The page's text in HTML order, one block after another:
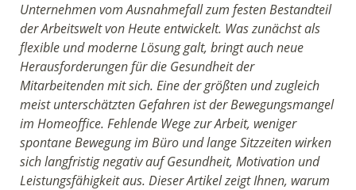
Unternehmen vom Ausnahmefall zum festen Bestandteil
der Arbeitswelt von Heute entwickelt. Was zunächst als
flexible und moderne Lösung galt, bringt auch neue
Herausforderungen für die Gesundheit der
Mitarbeitenden mit sich. Eine der größten und zugleich
meist unterschätzten Gefahren ist der Bewegungsmangel
im Homeoffice. Fehlende Wege zur Arbeit, weniger
spontane Bewegung im Büro und lange Sitzzeiten wirken
sich langfristig negativ auf Gesundheit, Motivation und
Leistungsfähigkeit aus. Dieser Artikel zeigt Ihnen, warum